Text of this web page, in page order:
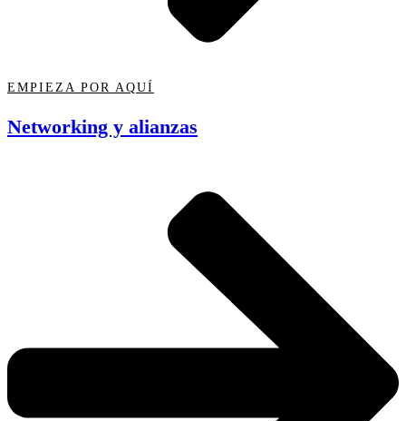
EMPIEZA POR AQUÍ
Networking y alianzas